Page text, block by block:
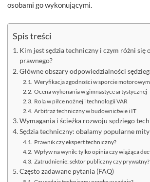
osobami go wykonującymi.
Spis treści
Kim jest sędzia techniczny i czym różni się
prawnego?
Główne obszary odpowiedzialności
Weryfikacja zgodności w sporcie motorowym
Ocena wykonania w gimnastyce artystycznej
Rola w piłce nożnej i technologii VAR
Arbitraż techniczny w budownictwie i IT
Wymagania i ścieżka rozwoju sędziego
Sędzia techniczny: obalamy popularne mity
Prawnik czy ekspert techniczny?
Wpływ na wynik: tylko opinia czy wiążąca
Zatrudnienie: sektor publiczny czy prywatny?
Często zadawane pytania (FAQ)